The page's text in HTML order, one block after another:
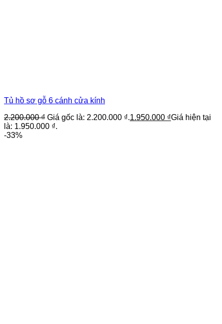
Tủ hồ sơ gỗ 6 cánh cửa kính
2.200.000₫ Giá gốc là: 2.200.000 ₫.1.950.000 ₫Giá hiện tại
là: 1.950.000 ₫.
-33%